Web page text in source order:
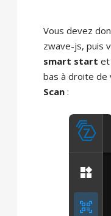
Vous devez
zwave-js, puis
smart start et
bas à droite de
Scan: